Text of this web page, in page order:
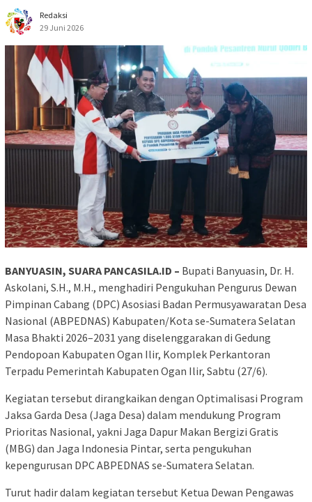
Redaksi
29 Juni 2026
BANYUASIN, SUARA PANCASILA.ID – Bupati Banyuasin, Dr. H.
Askolani, S.H., M.H., menghadiri Pengukuhan Pengurus Dewan
Pimpinan Cabang (DPC) Asosiasi Badan Permusyawaratan Desa
Nasional (ABPEDNAS) Kabupaten/Kota se-Sumatera Selatan
Masa Bhakti 2026–2031 yang diselenggarakan di Gedung
Pendopoan Kabupaten Ogan Ilir, Komplek Perkantoran
Terpadu Pemerintah Kabupaten Ogan Ilir, Sabtu (27/6).
Kegiatan tersebut dirangkaikan dengan Optimalisasi Program
Jaksa Garda Desa (Jaga Desa) dalam mendukung Program
Prioritas Nasional, yakni Jaga Dapur Makan Bergizi Gratis
(MBG) dan Jaga Indonesia Pintar, serta pengukuhan
kepengurusan DPC ABPEDNAS se-Sumatera Selatan.
Turut hadir dalam kegiatan tersebut Ketua Dewan Pengawas